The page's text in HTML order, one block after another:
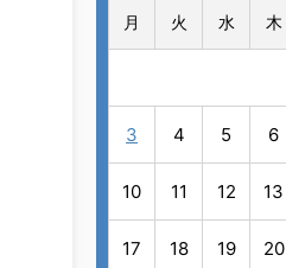
月 火 水 木
3 4 5 6
10 11 12 13
17 18 19 20